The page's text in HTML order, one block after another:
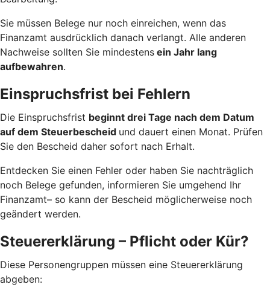
Sie müssen Belege nur noch einreichen, wenn das
Finanzamt ausdrücklich danach verlangt. Alle anderen
Nachweise sollten Sie mindestens ein Jahr lang
aufbewahren.
Einspruchsfrist bei Fehlern
Die Einspruchsfrist beginnt drei Tage nach dem Datum
auf dem Steuerbescheid und dauert einen Monat. Prüfen
Sie den Bescheid daher sofort nach Erhalt.
Entdecken Sie einen Fehler oder haben Sie nachträglich
noch Belege gefunden, informieren Sie umgehend Ihr
Finanzamt– so kann der Bescheid möglicherweise noch
geändert werden.
Steuererklärung – Pflicht oder Kür?
Diese Personengruppen müssen eine Steuererklärung
abgeben: